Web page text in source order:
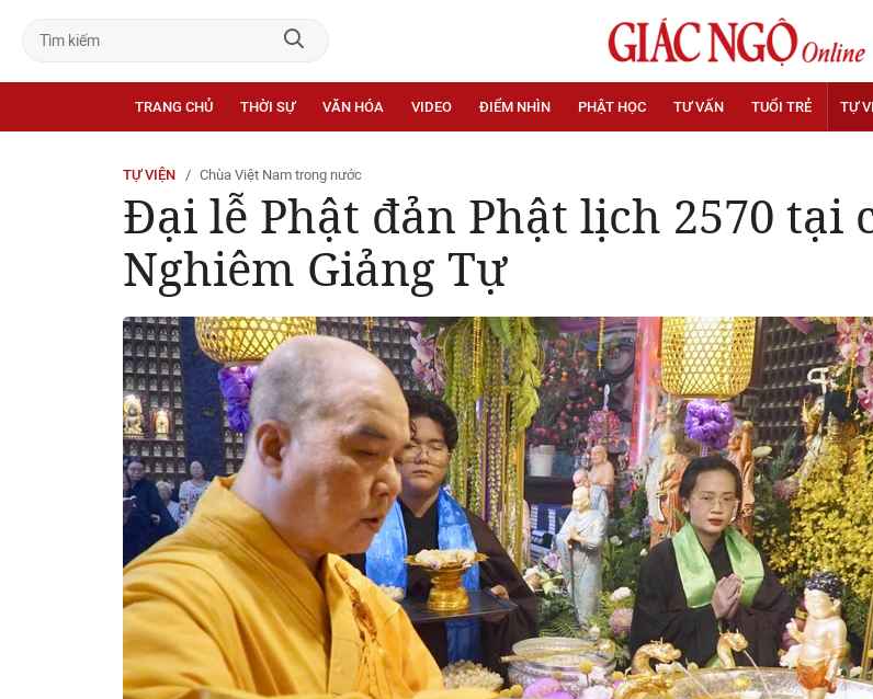
TRANG CHỦ THỜI SỰ VĂN HÓA VIDEO ĐIỂM NHÌN PHẬT HỌC TƯ VẤN TUỔI TRẺ TỰ
TỰ VIỆN Chùa Việt Nam trong nước
Đại lễ Phật đản Phật lịch 2570 tại
Nghiêm Giảng Tự